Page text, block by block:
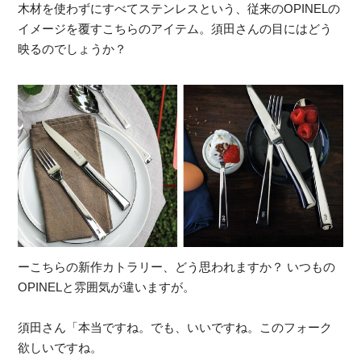
木材を使わずにすべてステンレスという、従来のOPINELの
イメージを覆すこちらのアイテム。須田さんの目にはどう
映るのでしょうか？
ーこちらの新作カトラリー、どう思われますか？ いつもの
OPINELと雰囲気が違いますが。
須田さん「本当ですね。でも、いいですね。このフォーク
欲しいですね。